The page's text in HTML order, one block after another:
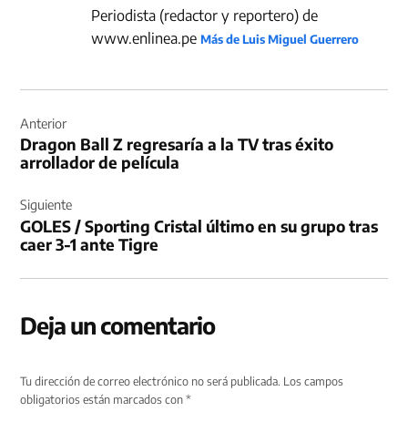
Periodista (redactor y reportero) de
www.enlinea.peMás de Luis Miguel Guerrero
de
entradas
Anterior
Dragon Ball Z regresaría a la TV tras éxito
arrollador de película
Siguiente
GOLES / Sporting Cristal último en su grupo tras
caer 3-1 ante Tigre
Deja un comentario
Tu dirección de correo electrónico no será publicada. Los campos
obligatorios están marcados con*